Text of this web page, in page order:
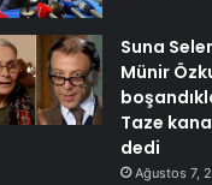
Suna
Münir
Taze
dedi
Ağustos 7,